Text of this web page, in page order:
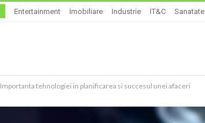
Entertainment Imobiliare Industrie IT&C Sanatate
Importanta tehnologiei in planificarea si succesul unei afaceri